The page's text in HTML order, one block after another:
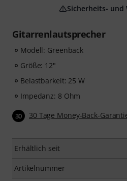
Gitarrenlautsprecher
Modell: Greenback
Größe: 12"
Belastbarkeit: 25 W
Impedanz: 8 Ohm
30 30 Tage Money-Back-
Erhältlich seit
Artikelnummer
Sicherheits- und